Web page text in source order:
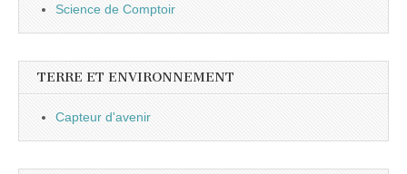
Science de Comptoir
TERRE ET ENVIRONNEMENT
Capteur d'avenir